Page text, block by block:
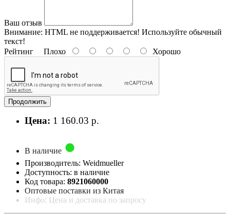
Ваш отзыв
Внимание: HTML не поддерживается! Используйте обычный
текст!
Рейтинг Плохо Хорошо
Продолжить
Цена: 1 160.03 р.
В наличие
Производитель: Weidmueller
Доступность: в наличие
Код товара: 8921060000
Оптовые поставки из Китая
Инфо: Цена и доставка по запросу